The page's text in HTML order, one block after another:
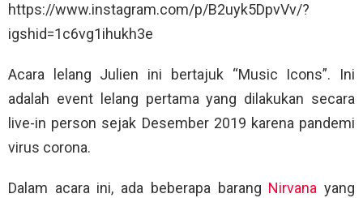
https://www.instagram.com/p/B2uyk5DpvVv/?
igshid=1c6vg1ihukh3e
Acara lelang Julien ini bertajuk “Music Icons”. Ini
adalah event lelang pertama yang dilakukan secara
live-in person sejak Desember 2019 karena pandemi
virus corona.
Dalam acara ini, ada beberapa barang Nirvana yang